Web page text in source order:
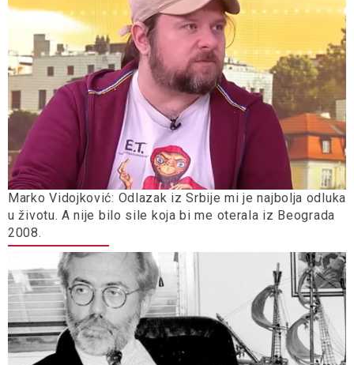
Marko Vidojković: Odlazak iz Srbije mi je najbolja odluka
u životu. A nije bilo sile koja bi me oterala iz Beograda
2008.